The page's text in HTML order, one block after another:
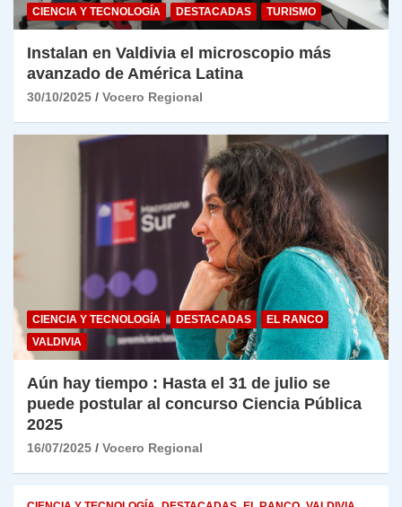
CIENCIA Y TECNOLOGÍA DESTACADAS TURISMO
Instalan en Valdivia el microscopio más
avanzado de América Latina
30/10/2025 Vocero Regional
CIENCIA Y TECNOLOGÍA DESTACADAS
EL RANCO
VALDIVIA
Aún hay tiempo : Hasta el 31 de julio se
puede postular al concurso Ciencia Pública
2025
16/07/2025 Vocero Regional